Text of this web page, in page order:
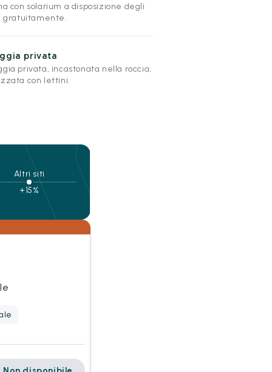
con solarium a disposizione degli
gratuitamente.
privata
privata, incastonata nella roccia,
con lettini.
Altri siti
+15%